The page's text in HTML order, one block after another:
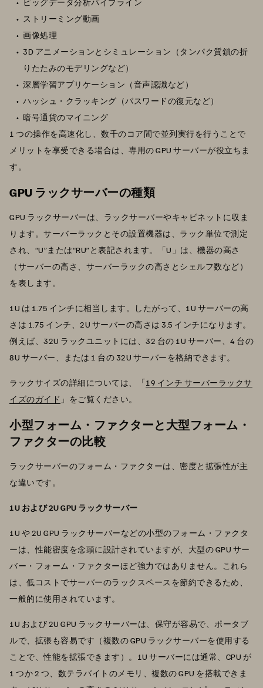
ストリーミング動画
画像処理
3D アニメーションとシミュレーション（タンパク質鎖の折
りたたみのモデリングなど）
深層学習アプリケーション（音声認識など）
ハッシュ・クラッキング（パスワードの復元など）
暗号通貨のマイニング
1 つの操作を高速化し、数千のコア間で並列実行を行うことで
メリットを享受できる場合は、専用の GPU サーバーが役立ちま
す。
GPU ラックサーバーの種類
GPU ラックサーバーは、ラックサーバーやキャビネットに収ま
ります。サーバーラックとその設置機器は、ラック単位で測定
され、“U”または“RU”と表記されます。「U」は、機器の高さ
（サーバーの高さ、サーバーラックの高さとシェルフ数など）
を表します。
1U は 1.75 インチに相当します。したがって、1U サーバーの高
さは 1.75 インチ、2U サーバーの高さは 3.5 インチになります。
例えば、32U ラックユニットには、32 台の 1U サーバー、4 台の
8U サーバー、または 1 台の 32U サーバーを格納できます。
ラックサイズの詳細については、「19 インチ サーバーラックサ
イズのガイド 」をご覧ください。
小型フォーム・ファクターと大型フォーム・
ファクターの比較
ラックサーバーのフォーム・ファクターは、密度と拡張性が主
な違いです。
1U および 2U GPU ラックサーバー
1U や 2U GPU ラックサーバーなどの小型のフォーム・ファクタ
ーは、性能密度を念頭に設計されていますが、大型の GPU サー
バー・フォーム・ファクターほど強力ではありません。これら
は、低コストでサーバーのラックスペースを節約できるため、
一般的に使用されています。
1U および 2U GPU ラックサーバーは、保守が容易で、ポータブ
ルで、拡張も容易です（複数の GPU ラックサーバーを使用する
ことで、性能を拡張できます）。1U サーバーには通常、CPU が
1 つか 2 つ、数テラバイトのメモリ、複数の GPU を搭載できま